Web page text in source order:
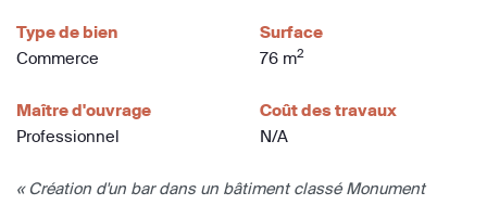
Type de bien
Commerce
Surface
76 m2
Maître d'ouvrage
Professionnel
Coût des travaux
N/A
« Création d'un bar dans un bâtiment classé Monument